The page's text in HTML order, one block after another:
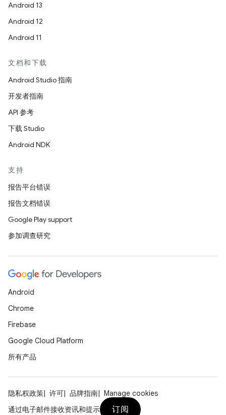
Android 13
Android 12
Android 11
文档和下载
Android Studio 指南
开发者指南
API 参考
下载 Studio
Android NDK
支持
报告平台错误
报告文档错误
Google Play support
参加调查研究
Android
Chrome
Firebase
Google Cloud Platform
所有产品
隐私权政策 许可 品牌指南
Manage cookies
通过电子邮件接收资讯和提示
订阅